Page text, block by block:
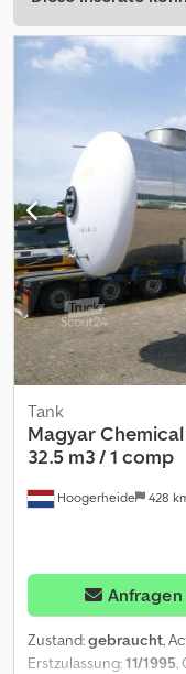
Hoogerheide 428
Tank
Magyar
32.5 m3 / 1 comp
Anfragen
Zustand:gebraucht,
Erstzulassung:11/1995